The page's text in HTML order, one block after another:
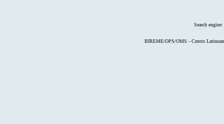
Search engine:
BIREME/OPS/OMS - Centro